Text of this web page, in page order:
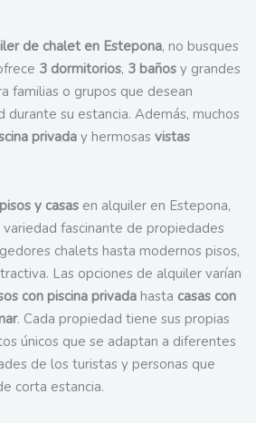
de chalet en Estepona, no busques
3 dormitorios, 3 baños y grandes
familias o grupos que desean
durante su estancia. Además, muchos
privaday hermosas vistas
pisos y casas en alquiler en Estepona,
fascinante de propiedades
chalets hasta modernos pisos,
Las opciones de alquiler varían
con piscina privada hasta casas con
. Cada propiedad tiene sus propias
únicos que se adaptan a diferentes
de los turistas y personas que
corta estancia.